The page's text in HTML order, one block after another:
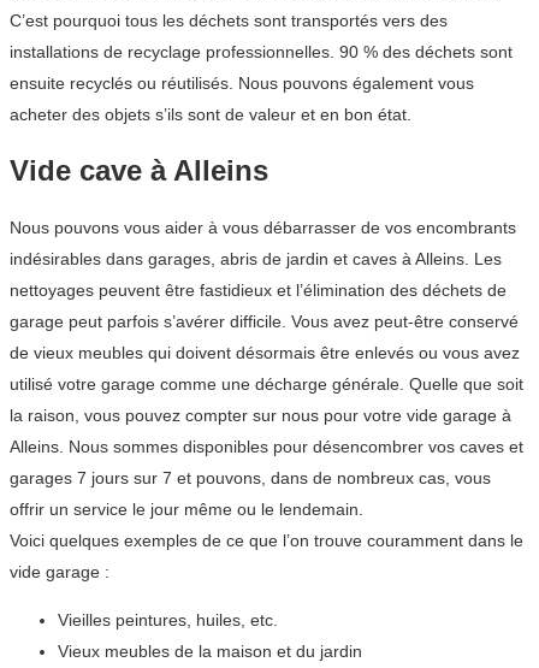
C’est pourquoi tous les déchets sont transportés vers des
installations de recyclage professionnelles. 90 % des déchets sont
ensuite recyclés ou réutilisés. Nous pouvons également vous
acheter des objets s’ils sont de valeur et en bon état.
Vide cave à Alleins
Nous pouvons vous aider à vous débarrasser de vos encombrants
indésirables dans garages, abris de jardin et caves à Alleins. Les
nettoyages peuvent être fastidieux et l’élimination des déchets de
garage peut parfois s’avérer difficile. Vous avez peut-être conservé
de vieux meubles qui doivent désormais être enlevés ou vous avez
utilisé votre garage comme une décharge générale. Quelle que soit
la raison, vous pouvez compter sur nous pour votre vide garage à
Alleins. Nous sommes disponibles pour désencombrer vos caves et
garages 7 jours sur 7 et pouvons, dans de nombreux cas, vous
offrir un service le jour même ou le lendemain.
Voici quelques exemples de ce que l’on trouve couramment dans le
vide garage :
Vieilles peintures, huiles, etc.
Vieux meubles de la maison et du jardin